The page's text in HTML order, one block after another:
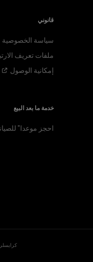
قانوني
سياسة الخصوصية
ملفات تعريف
إمكانية الوصول
خدمة ما بعد البيع
احجز موعدا"
كرايسلر